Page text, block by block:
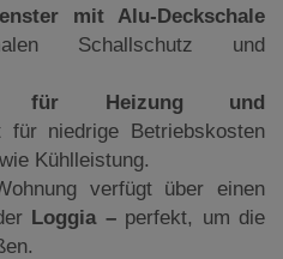
mit Alu-Deckschale
Schallschutz und
für Heizung und
für niedrige Betriebskosten
Kühlleistung.
verfügt über einen
Loggia –perfekt, um die